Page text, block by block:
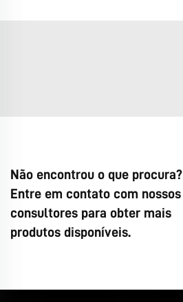
Não encontrou o que procura?
Entre em contato com nossos
consultores para obter mais
produtos disponíveis.